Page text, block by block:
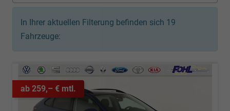
In Ihrer aktuellen Filterung befinden sich 19
Fahrzeuge:
ab 259,– € mtl.